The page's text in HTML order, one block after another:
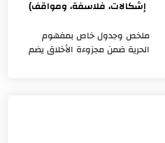
إشكالات، فلاسفة، ومواقف)
ملخص وجدول خاص بمفهوم
الحرية ضمن مجزوءة الأخلاق يضم